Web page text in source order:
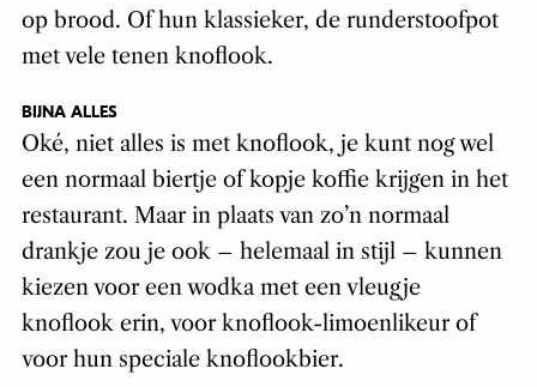
op brood. Of hun klassieker, de runderstoofpot
met vele tenen knoflook.
BIJNA ALLES
Oké, niet alles is met knoflook, je kunt nog wel
een normaal biertje of kopje koffie krijgen in het
restaurant. Maar in plaats van zo’n normaal
drankje zou je ook – helemaal in stijl – kunnen
kiezen voor een wodka met een vleugje
knoflook erin, voor knoflook-limoenlikeur of
voor hun speciale knoflookbier.